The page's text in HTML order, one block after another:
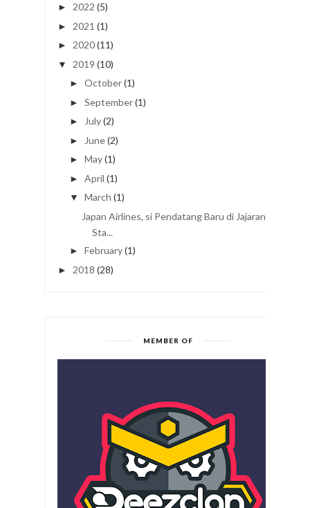
► 2022 (5)
► 2021 (1)
► 2020(11)
▼ 2019 (10)
► October(1)
► September(1)
► July(2)
► June(2)
► May(1)
► April (1)
▼ March (1)
Japan Airlines, si Pendatang Baru di Jajaran 5-
Sta...
► February(1)
► 2018 (28)
MEMBER OF